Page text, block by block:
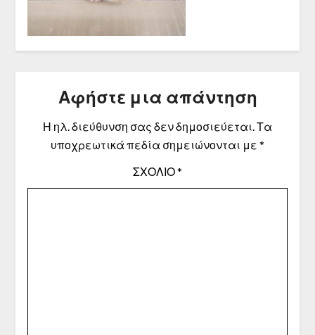
Αφήστε μια απάντηση
Η ηλ. διεύθυνση σας δεν δημοσιεύεται.Τα
υποχρεωτικά πεδία σημειώνονται με *
ΣΧΌΛΙΟ*